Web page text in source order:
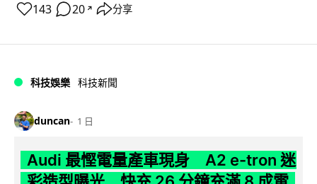
143 20 ↗ 分享
科技娛樂 科技新聞
duncan 1 日
Audi 最慳電量產車現身 A2 e-tron 迷